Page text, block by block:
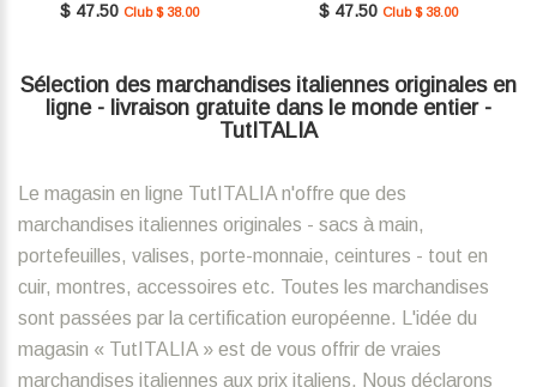
$ 47.50 Club $ 38.00
$ 47.50 Club $ 38.00
Sélection des marchandises italiennes originales en
ligne - livraison gratuite dans le monde entier -
TutITALIA
Le magasin en ligne TutITALIA n'offre que des
marchandises italiennes originales - sacs à main,
portefeuilles, valises, porte-monnaie, ceintures - tout en
cuir, montres, accessoires etc. Toutes les marchandises
sont passées par la certification européenne. L'idée du
magasin « TutITALIA » est de vous offrir de vraies
marchandises italiennes aux prix italiens. Nous déclarons